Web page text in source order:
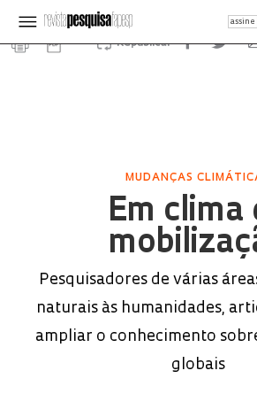
assine
Republicar
MUDANÇAS
Em clima
Pesquisadores de várias
naturais às humanidades,
ampliar o conhecimento
globais